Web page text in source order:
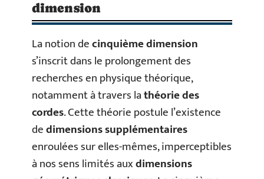
dimension
La notion decinquième dimension
s’inscrit dans le prolongement des
recherches en physique théorique,
notamment à travers lathéorie des
cordes. Cette théorie postule l’existence
dedimensions supplémentaires
enroulées sur elles-mêmes, imperceptibles
à nos sens limités auxdimensions